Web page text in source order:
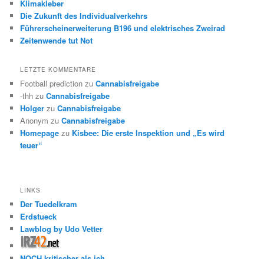
Klimakleber
Die Zukunft des Individualverkehrs
Führerscheinerweiterung B196 und elektrisches Zweirad
Zeitenwende tut Not
LETZTE KOMMENTARE
Football prediction zuCannabisfreigabe
-thh zuCannabisfreigabe
Holger zuCannabisfreigabe
Anonym zuCannabisfreigabe
Homepage zu Kisbee: Die erste Inspektion und „Es wird
teuer“
LINKS
Der Tuedelkram
Erdstueck
Lawblog by Udo Vetter